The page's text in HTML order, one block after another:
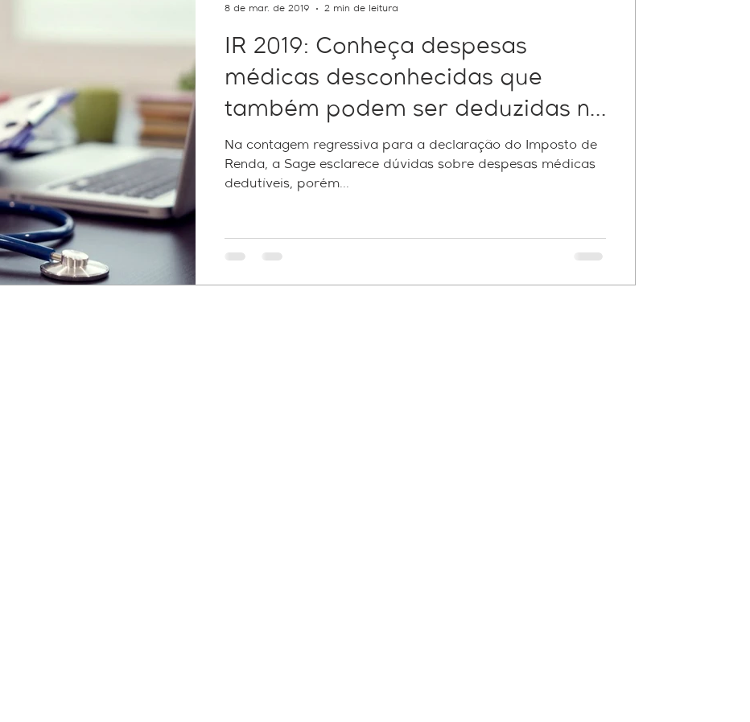
IR 2019: Conheça despesas
médicas desconhecidas que
também podem ser deduzidas no
cálculo de imposto
Na contagem regressiva para a declaração do Imposto de
Renda, a Sage esclarece dúvidas sobre despesas médicas
dedutíveis, porém...
8 de mar. de 2019 2 min de leitura